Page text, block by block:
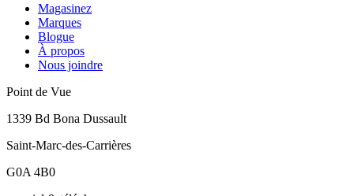
Magasinez
Marques
Blogue
À propos
Nous joindre
Point de Vue
1339 Bd Bona Dussault
Saint-Marc-des-Carrières
G0A 4B0